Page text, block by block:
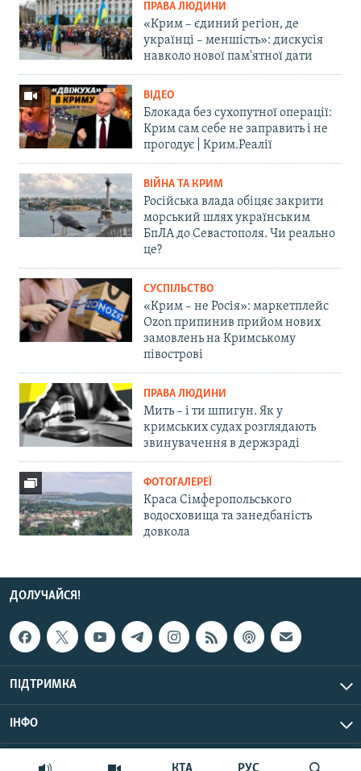
ПРАВА ЛЮДИНИ
«Крим – єдиний регіон, де
українці – меншість»: дискусія
навколо нової пам'ятної дати
ВІДЕО
Блокада без сухопутної операції:
Крим сам себе не заправить і не
прогодує | Крим.Реалії
ВІЙНА ТА КРИМ
Російська влада обіцяє закрити
морський шлях українським
БпЛА до Севастополя. Чи реально
це?
СУСПІЛЬСТВО
«Крим – не Росія»: маркетплейс
Ozon припинив прийом нових
замовлень на Кримському
півострові
ПРАВА ЛЮДИНИ
Мить – і ти шпигун. Як у
кримських судах розглядають
звинувачення в держзраді
ФОТОГАЛЕРЕЇ
Краса Сімферопольського
водосховища та занедбаність
довкола
ДОЛУЧАЙСЯ!
ПІДТРИМКА
ІНФО
© Крим.Реалії, 2026 | Усі права застережено.